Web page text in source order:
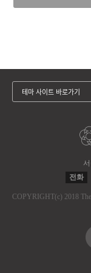
전화
COPYRIGHT(c) 2018
테마 사이트 바로가기